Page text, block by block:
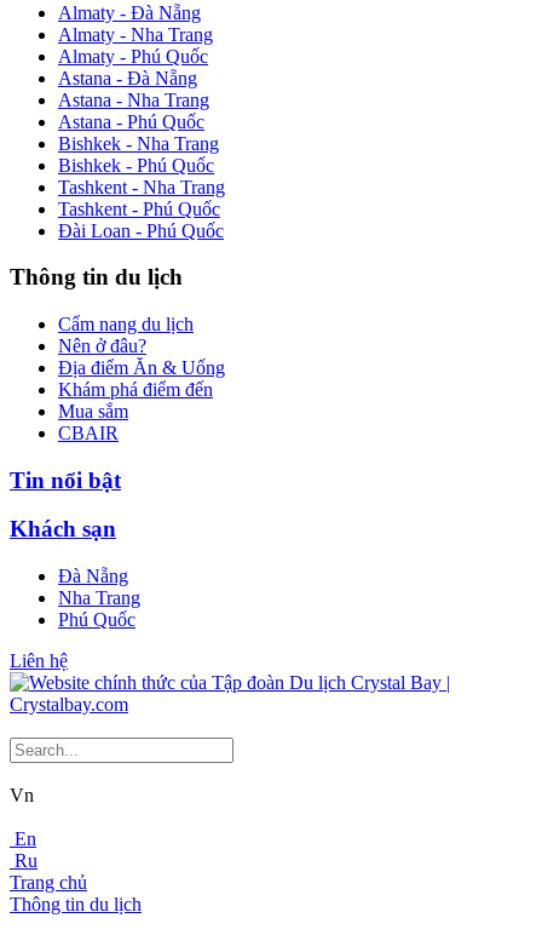
Almaty - Đà Nẵng
Almaty - Nha Trang
Almaty - Phú Quốc
Astana - Đà Nẵng
Astana - Nha Trang
Astana - Phú Quốc
Bishkek - Nha Trang
Bishkek - Phú Quốc
Tashkent - Nha Trang
Tashkent - Phú Quốc
Đài Loan - Phú Quốc
Thông tin du lịch
Cẩm nang du lịch
Nên ở đâu?
Địa điểm Ăn & Uống
Khám phá điểm đến
Mua sắm
CBAIR
Tin nổi bật
Khách sạn
Đà Nẵng
Nha Trang
Phú Quốc
Liên hệ
Vn
En
Ru
Trang chủ
Thông tin du lịch